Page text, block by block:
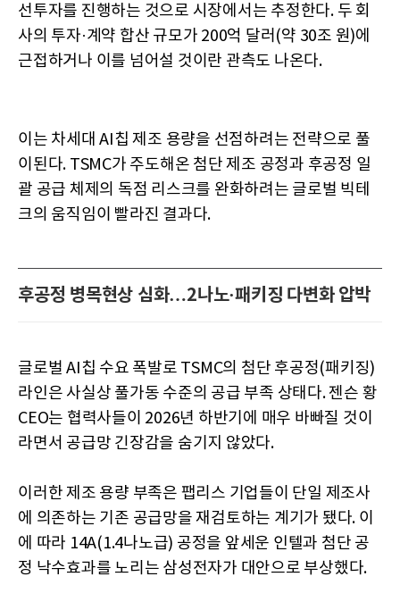
선투자를 진행하는 것으로 시장에서는 추정한다. 두 회
사의 투자·계약 합산 규모가 200억 달러(약 30조 원)에
근접하거나 이를 넘어설 것이란 관측도 나온다.
이는 차세대 AI칩 제조 용량을 선점하려는 전략으로 풀
이된다. TSMC가 주도해온 첨단 제조 공정과 후공정 일
괄 공급 체제의 독점 리스크를 완화하려는 글로벌 빅테
크의 움직임이 빨라진 결과다.
후공정 병목현상 심화…2나노·패키징 다변화 압박
글로벌 AI칩 수요 폭발로 TSMC의 첨단 후공정(패키징)
라인은 사실상 풀가동 수준의 공급 부족 상태다. 젠슨 황
CEO는 협력사들이 2026년 하반기에 매우 바빠질 것이
라면서 공급망 긴장감을 숨기지 않았다.
이러한 제조 용량 부족은 팹리스 기업들이 단일 제조사
에 의존하는 기존 공급망을 재검토하는 계기가 됐다. 이
에 따라 14A(1.4나노급) 공정을 앞세운 인텔과 첨단 공
정 낙수효과를 노리는 삼성전자가 대안으로 부상했다.